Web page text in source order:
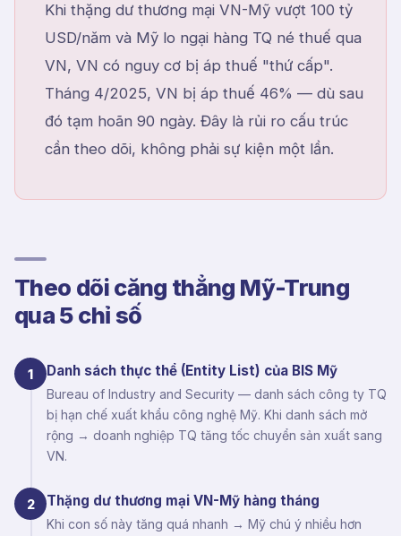
Khi thặng dư thương mại VN-Mỹ vượt 100 tỷ
USD/năm và Mỹ lo ngại hàng TQ né thuế qua
VN, VN có nguy cơ bị áp thuế "thứ cấp".
Tháng 4/2025, VN bị áp thuế 46% — dù sau
đó tạm hoãn 90 ngày. Đây là rủi ro cấu trúc
cần theo dõi, không phải sự kiện một lần.
Theo dõi căng thẳng Mỹ-Trung
qua 5 chỉ số
1 Danh sách thực thể (Entity List) của BIS Mỹ
Bureau of Industry and Security — danh sách công ty TQ
bị hạn chế xuất khẩu công nghệ Mỹ. Khi danh sách mở
rộng → doanh nghiệp TQ tăng tốc chuyển sản xuất sang
VN.
2 Thặng dư thương mại VN-Mỹ hàng tháng
Khi con số này tăng quá nhanh → Mỹ chú ý nhiều hơn